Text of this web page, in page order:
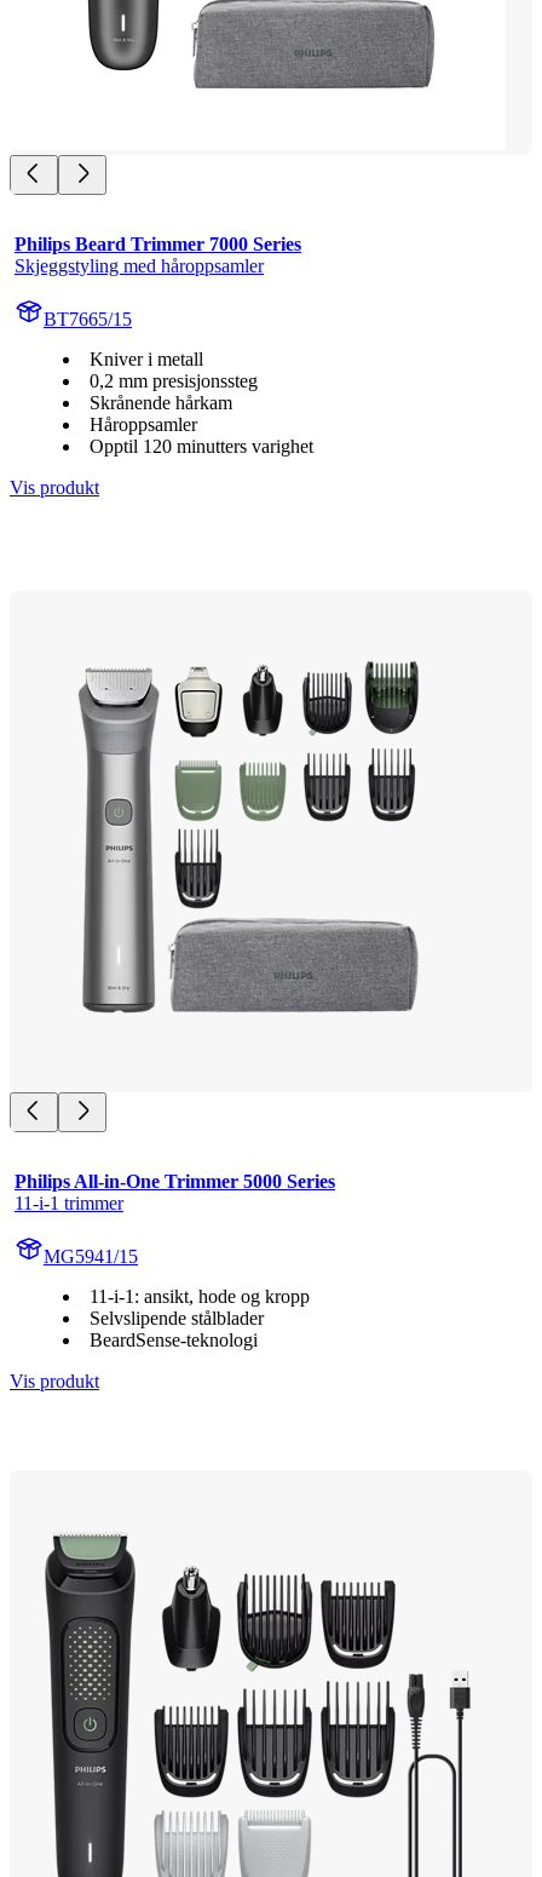
Philips Beard Trimmer 7000 Series
Skjeggstyling med håroppsamler
BT7665/15
Kniver i metall
0,2 mm presisjonssteg
Skrånende hårkam
Håroppsamler
Opptil 120 minutters varighet
Vis produkt
Philips All-in-One Trimmer 5000 Series
11-i-1 trimmer
MG5941/15
11-i-1: ansikt, hode og kropp
Selvslipende stålblader
BeardSense-teknologi
Vis produkt